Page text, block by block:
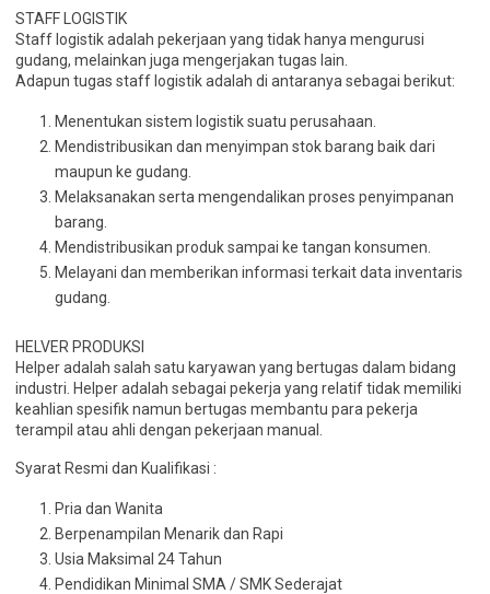
STAFF LOGISTIK
Staff logistik adalah pekerjaan yang tidak hanya mengurusi
gudang, melainkan juga mengerjakan tugas lain.
Adapun tugas staff logistik adalah di antaranya sebagai berikut:
Menentukan sistem logistik suatu perusahaan.
Mendistribusikan dan menyimpan stok barang baik dari
maupun ke gudang.
Melaksanakan serta mengendalikan proses penyimpanan
barang.
Mendistribusikan produk sampai ke tangan konsumen.
Melayani dan memberikan informasi terkait data inventaris
gudang.
HELVER PRODUKSI
Helper adalah salah satu karyawan yang bertugas dalam bidang
industri. Helper adalah sebagai pekerja yang relatif tidak memiliki
keahlian spesifik namun bertugas membantu para pekerja
terampil atau ahli dengan pekerjaan manual.
Syarat Resmi dan Kualifikasi :
Pria dan Wanita
Berpenampilan Menarik dan Rapi
Usia Maksimal 24 Tahun
Pendidikan Minimal SMA / SMK Sederajat